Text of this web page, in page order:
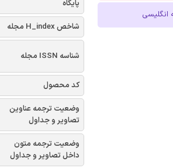
انگلیسی
پایگاه
شاخص H_index مجله
شناسه ISSN مجله
کد محصول
وضعیت ترجمه عناوین
تصاویر و جداول
وضعیت ترجمه متون
داخل تصاویر و جداول